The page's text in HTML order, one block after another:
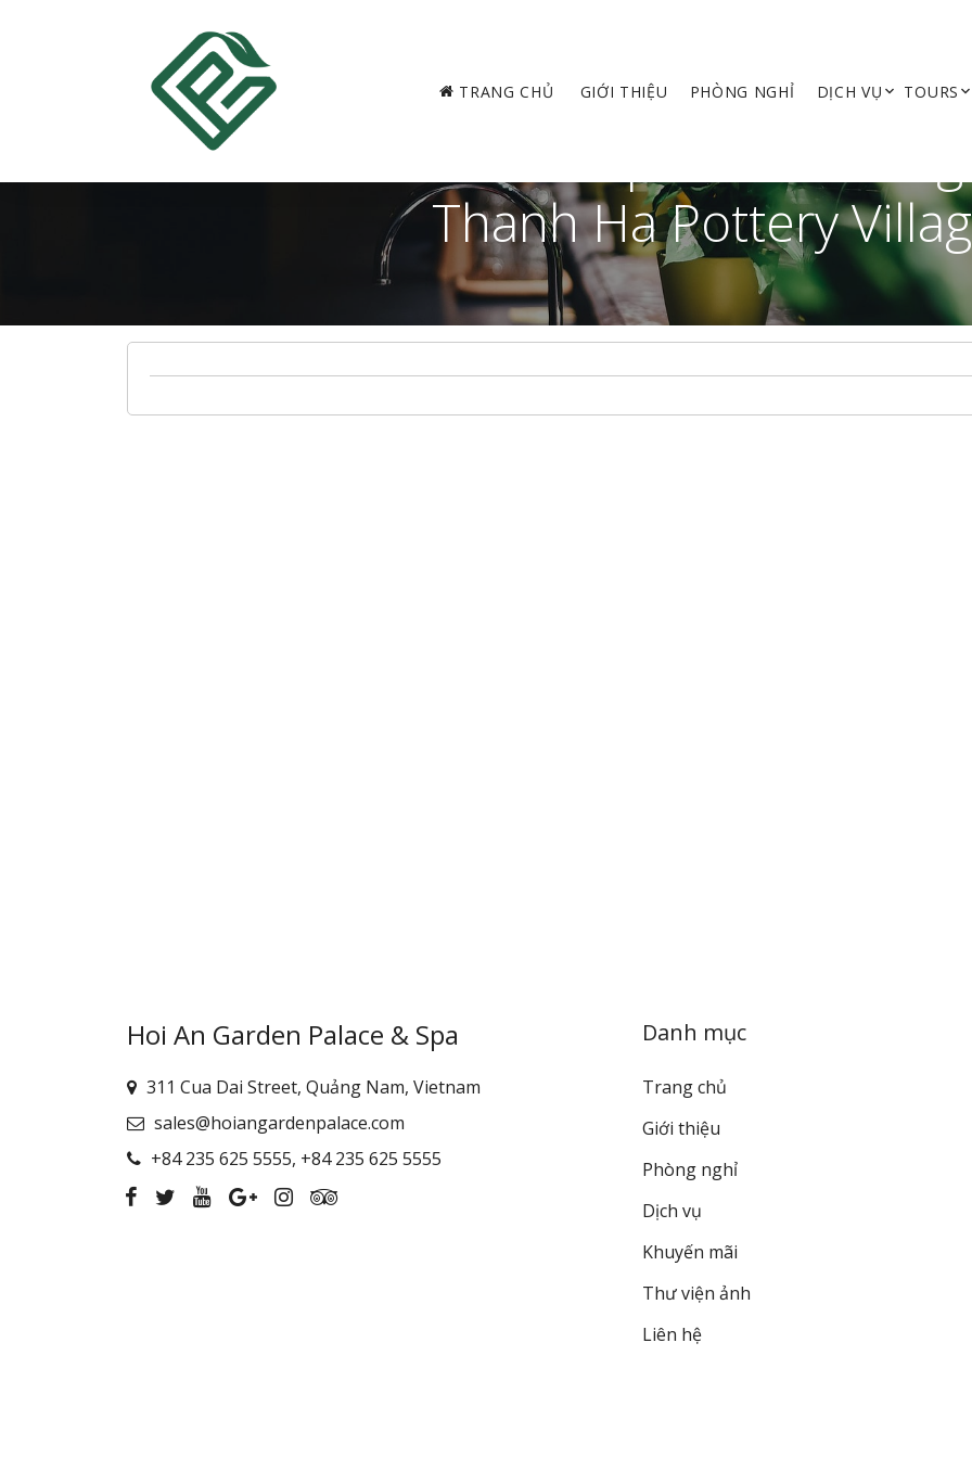
TRANG CHỦ GIỚI THIỆU PHÒNG NGHỈ DỊCH VỤ TOURS
Thanh Ha Pottery
Hoi An Garden Palace & Spa
311 Cua Dai Street, Quảng Nam, Vietnam
sales@hoiangardenpalace.com
+84 235 625 5555, +84 235 625 5555
Danh mục
Trang chủ
Giới thiệu
Phòng nghỉ
Dịch vụ
Khuyến mãi
Thư viện ảnh
Liên hệ